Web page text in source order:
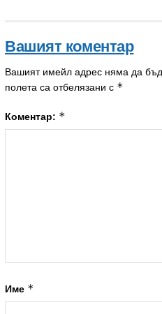
Вашият коментар
Вашият имейл адрес няма да
полета са отбелязани с *
Коментар: *
Име *